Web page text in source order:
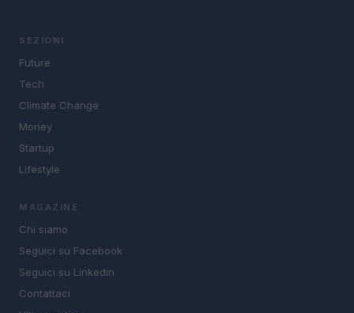
SEZIONI
Future
Tech
Climate Change
Money
Startup
Lifestyle
MAGAZINE
Chi siamo
Seguici su Facebook
Seguici su Linkedin
Contattaci